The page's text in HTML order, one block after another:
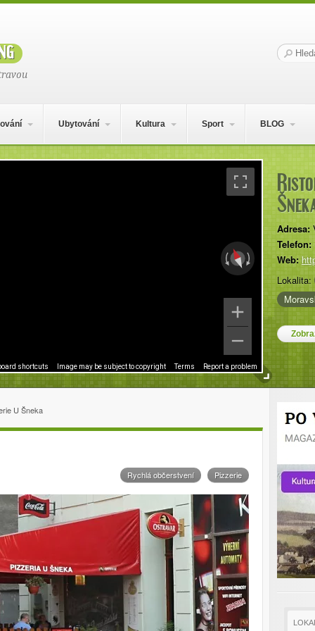
Hledat:
Ubytování Kultura Sport BLOG
shortcuts Image may be subject to copyright Terms Report a problem
Adresa:
Telefon:
Web:
Lokalita:
U Šneka
Rychlá občerstvení Pizzerie